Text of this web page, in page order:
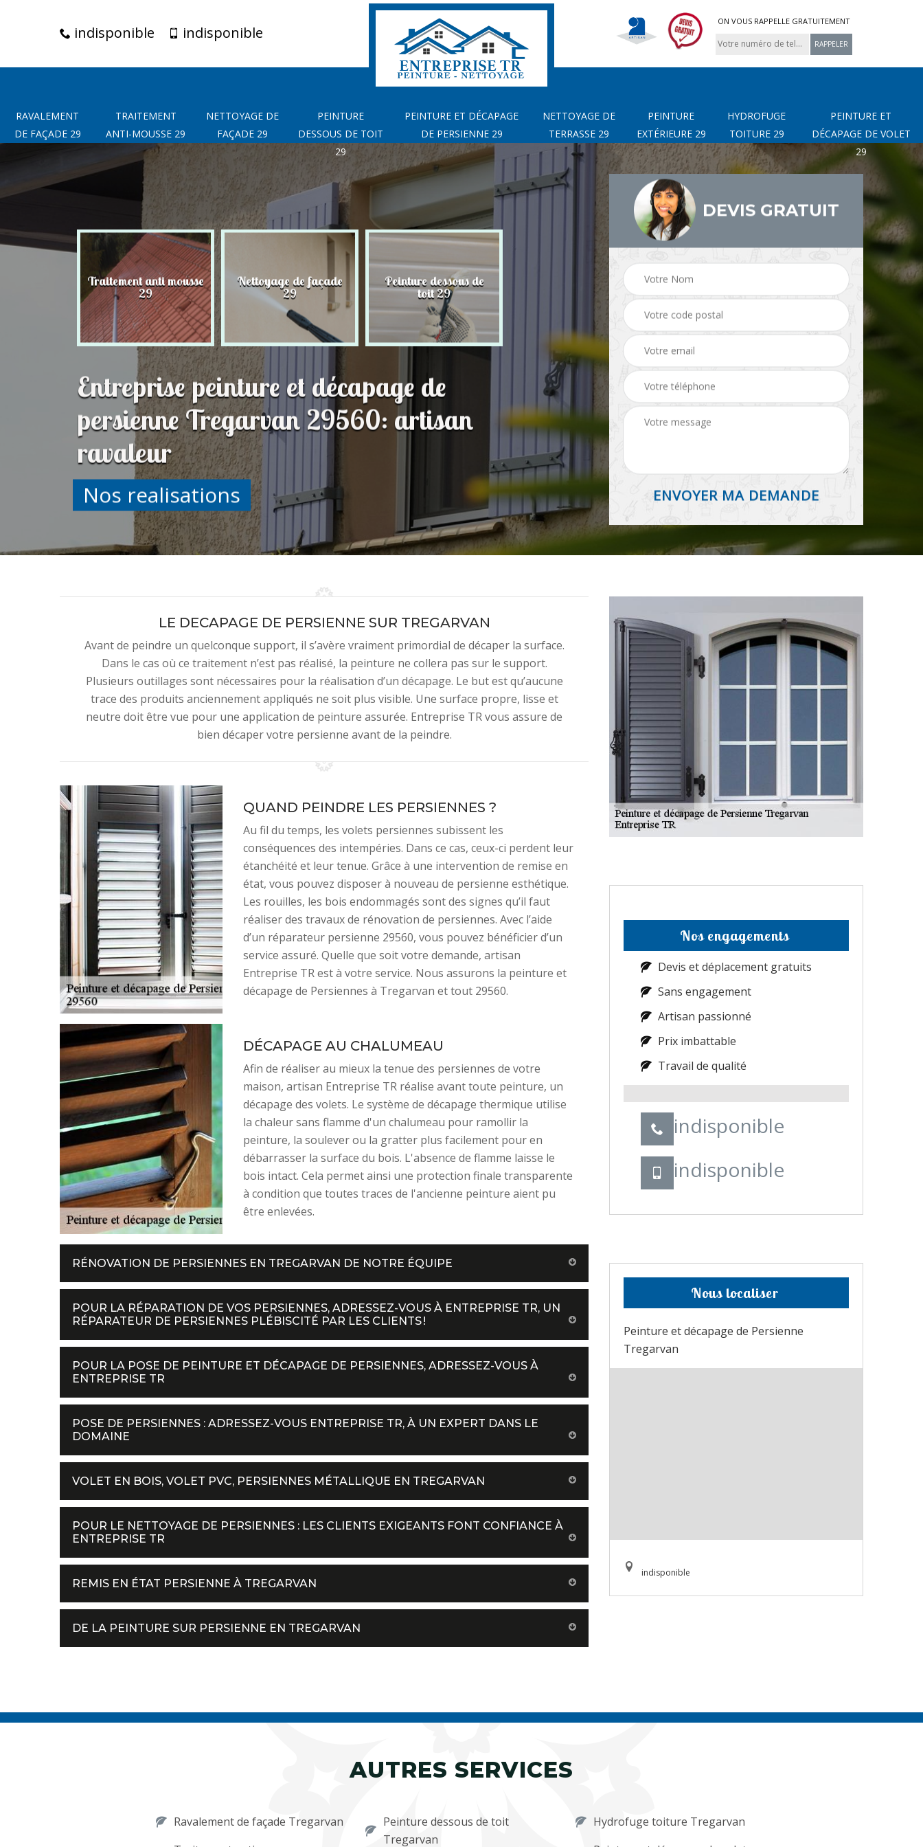
indisponible indisponible
ON VOUS RAPPELLE GRATUITEMENT
RAVALEMENT
DE FAÇADE 29
TRAITEMENT
ANTI-MOUSSE 29
NETTOYAGE DE
FAÇADE 29
PEINTURE
DESSOUS DE TOIT
29
PEINTURE ET DÉCAPAGE
DE PERSIENNE 29
NETTOYAGE DE
TERRASSE 29
PEINTURE
EXTÉRIEURE 29
HYDROFUGE
TOITURE 29
PEINTURE ET
DÉCAPAGE DE VOLET
29
Traitement anti mousse
29
Nettoyage de façade
29
Peinture dessous de
toit 29
Peinture et décapage
de Persienne 29
Nettoyage de terrasse
29 Peinture Extérieure 29
Entreprise peinture et décapage de
persienne Tregarvan 29560: artisan
ravaleur
Nos realisations
DEVIS GRATUIT
LE DECAPAGE DE PERSIENNE SUR TREGARVAN
Avant de peindre un quelconque support, il s’avère vraiment primordial de décaper la surface.
Dans le cas où ce traitement n’est pas réalisé, la peinture ne collera pas sur le support.
Plusieurs outillages sont nécessaires pour la réalisation d’un décapage. Le but est qu’aucune
trace des produits anciennement appliqués ne soit plus visible. Une surface propre, lisse et
neutre doit être vue pour une application de peinture assurée. Entreprise TR vous assure de
bien décaper votre persienne avant de la peindre.
QUAND PEINDRE LES PERSIENNES ?
Au fil du temps, les volets persiennes subissent les
conséquences des intempéries. Dans ce cas, ceux-ci perdent leur
étanchéité et leur tenue. Grâce à une intervention de remise en
état, vous pouvez disposer à nouveau de persienne esthétique.
Les rouilles, les bois endommagés sont des signes qu’il faut
réaliser des travaux de rénovation de persiennes. Avec l’aide
d’un réparateur persienne 29560, vous pouvez bénéficier d’un
service assuré. Quelle que soit votre demande, artisan
Entreprise TR est à votre service. Nous assurons la peinture et
décapage de Persiennes à Tregarvan et tout 29560.
DÉCAPAGE AU CHALUMEAU
Afin de réaliser au mieux la tenue des persiennes de votre
maison, artisan Entreprise TR réalise avant toute peinture, un
décapage des volets. Le système de décapage thermique utilise
la chaleur sans flamme d'un chalumeau pour ramollir la
peinture, la soulever ou la gratter plus facilement pour en
débarrasser la surface du bois. L'absence de flamme laisse le
bois intact. Cela permet ainsi une protection finale transparente
à condition que toutes traces de l'ancienne peinture aient pu
être enlevées.
RÉNOVATION DE PERSIENNES EN TREGARVAN DE NOTRE ÉQUIPE
POUR LA RÉPARATION DE VOS PERSIENNES, ADRESSEZ-VOUS À ENTREPRISE TR, UN
RÉPARATEUR DE PERSIENNES PLÉBISCITÉ PAR LES CLIENTS !
POUR LA POSE DE PEINTURE ET DÉCAPAGE DE PERSIENNES, ADRESSEZ-VOUS À
ENTREPRISE TR
POSE DE PERSIENNES : ADRESSEZ-VOUS ENTREPRISE TR, À UN EXPERT DANS LE
DOMAINE
VOLET EN BOIS, VOLET PVC, PERSIENNES MÉTALLIQUE EN TREGARVAN
POUR LE NETTOYAGE DE PERSIENNES : LES CLIENTS EXIGEANTS FONT CONFIANCE À
ENTREPRISE TR
REMIS EN ÉTAT PERSIENNE À TREGARVAN
DE LA PEINTURE SUR PERSIENNE EN TREGARVAN
Nos engagements
Devis et déplacement gratuits
Sans engagement
Artisan passionné
Prix imbattable
Travail de qualité
indisponible
indisponible
Nous localiser
Peinture et décapage de Persienne
Tregarvan
indisponible
AUTRES SERVICES
Ravalement de façade Tregarvan
Peinture dessous de toit
Tregarvan
Hydrofuge toiture Tregarvan